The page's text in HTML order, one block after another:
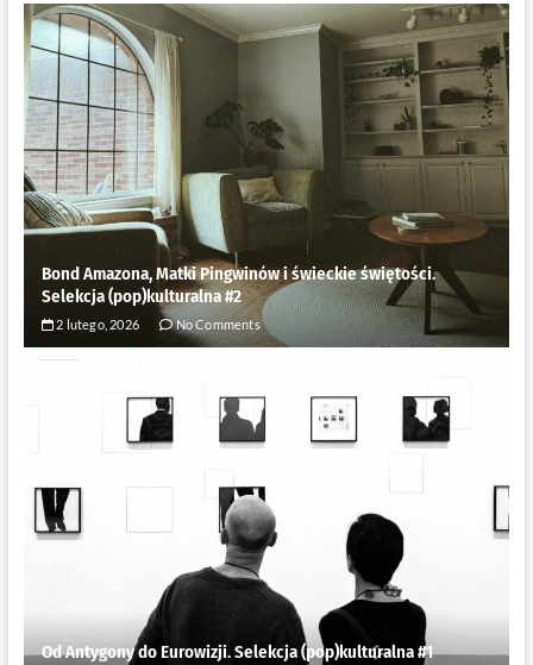
Bond Amazona, Matki Pingwinów i świeckie świętości.
Selekcja (pop)kulturalna #2
2 lutego, 2026 No Comments
Od Antygony do Eurowizji. Selekcja (pop)kulturalna #1